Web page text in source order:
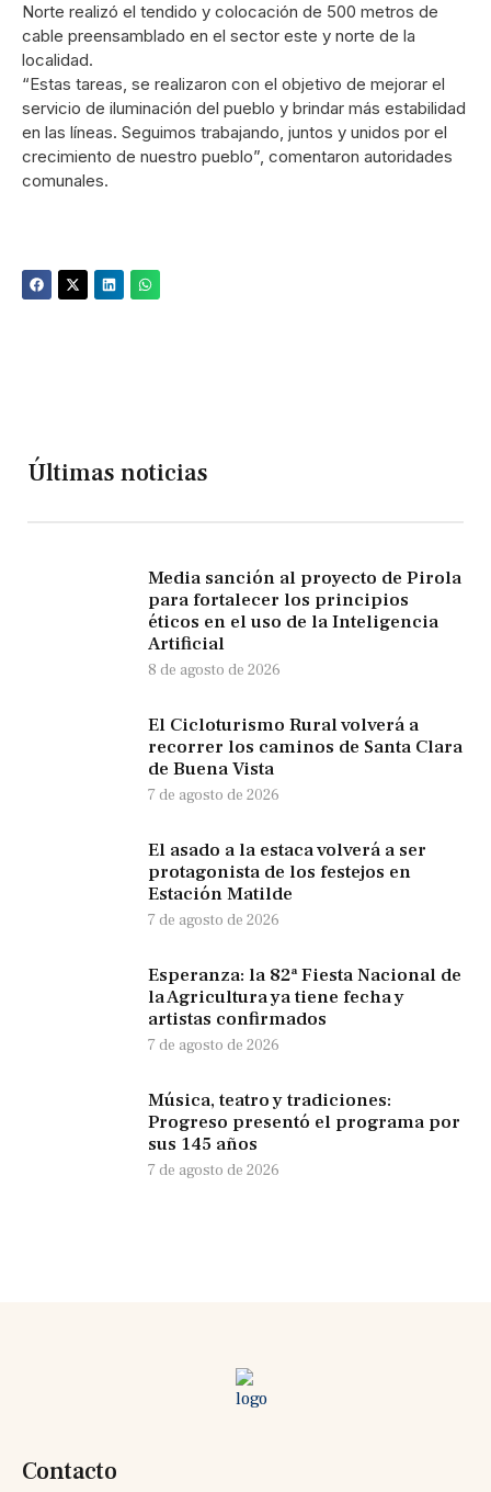
Norte realizó el tendido y colocación de 500 metros de
cable preensamblado en el sector este y norte de la
localidad.
“Estas tareas, se realizaron con el objetivo de mejorar el
servicio de iluminación del pueblo y brindar más estabilidad
en las líneas. Seguimos trabajando, juntos y unidos por el
crecimiento de nuestro pueblo”, comentaron autoridades
comunales.
Últimas noticias
Media sanción al proyecto de Pirola
para fortalecer los principios
éticos en el uso de la Inteligencia
Artificial
8 de agosto de 2026
El Cicloturismo Rural volverá a
recorrer los caminos de Santa Clara
de Buena Vista
7 de agosto de 2026
El asado a la estaca volverá a ser
protagonista de los festejos en
Estación Matilde
7 de agosto de 2026
Esperanza: la 82ª Fiesta Nacional de
la Agricultura ya tiene fecha y
artistas confirmados
7 de agosto de 2026
Música, teatro y tradiciones:
Progreso presentó el programa por
sus 145 años
7 de agosto de 2026
Contacto